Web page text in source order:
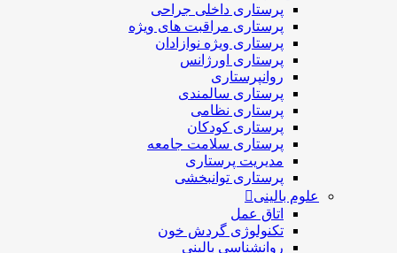
پرستاری داخلی جراحی
پرستاری مراقبت های ويژه
پرستاری ويژه نوازادان
پرستاری اورژانس
روانپرستاری
پرستاری سالمندی
پرستاری نظامی
پرستاری کودکان
پرستاری سلامت جامعه
مدیریت پرستاری
پرستاری توانبخشی
علوم بالینی
اتاق عمل
تکنولوژی گردش خون
روانشناسی بالینی